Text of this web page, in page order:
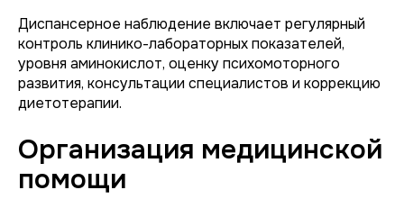
Диспансерное наблюдение включает регулярный
контроль клинико-лабораторных показателей,
уровня аминокислот, оценку психомоторного
развития, консультации специалистов и коррекцию
диетотерапии.
Организация медицинской
помощи